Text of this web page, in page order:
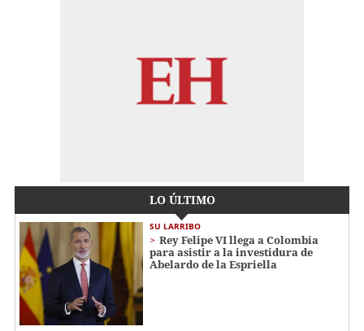
LO ÚLTIMO
SU LARRIBO
Rey Felipe VI llega a Colombia
para asistir a la investidura de
Abelardo de la Espriella